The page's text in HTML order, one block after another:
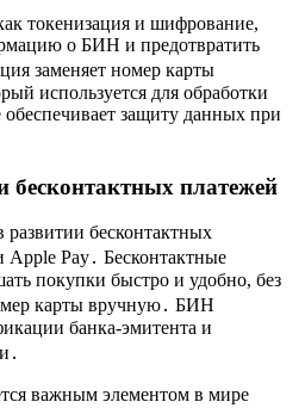
токенизация и шифрование,
о БИН и предотвратить
заменяет номер карты
используется для обработки
защиту данных при
платежей
бесконтактных
Apple Pay․ Бесконтактные
покупки быстро и удобно, без
карты вручную․ БИН
банка-эмитента и
важным элементом в мире